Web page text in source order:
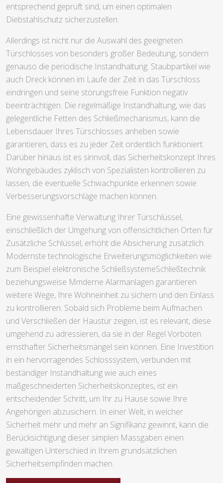
entsprechend geprüft sind, um einen optimalen
Diebstahlschutz sicherzustellen.
Allerdings ist nicht nur die Auswahl des geeigneten
Türschlosses von besonders großer Bedeutung, sondern
genauso die periodische Instandhaltung. Staubpartikel wie
auch Dreck können im Laufe der Zeit in das Türschloss
eindringen und seine störungsfreie Funktion negativ
beeinträchtigen. Die regelmäßige Instandhaltung, wie das
gelegentliche Fetten des Schließmechanismus, kann die
Lebensdauer Ihres Türschlosses anheben sowie
garantieren, dass es zu jeder Zeit ordentlich funktioniert.
Darüber hinaus ist es sinnvoll, das Sicherheitskonzept Ihres
Wohngebäudes zyklisch von Spezialisten kontrollieren zu
lassen, die eventuelle Schwachpunkte erkennen sowie
Verbesserungsvorschläge machen können.
Eine gewissenhafte Verwaltung Ihrer Türschlüssel,
einschließlich der Umgehung von offensichtlichen Orten für
Zusätzliche Schlüssel, erhöht die Absicherung zusätzlich.
Modernste technologische Erweiterungsmöglichkeiten wie
zum Beispiel elektronische SchließsystemeSchließtechnik
beziehungsweise Mmderne Alarmanlagen garantieren
weitere Wege, Ihre Wohneinheit zu sichern und den Einlass
zu kontrollieren. Sobald sich Probleme beim Aufmachen
und Verschließen der Haustür zeigen, ist es relevant, diese
umgehend zu adressieren, da sie in der Regel Vorboten
ernsthafter Sicherheitsmängel sein können. Eine Investition
in ein hervorragendes Schlosssystem, verbunden mit
beständiger Instandhaltung wie auch eines
maßgeschneiderten Sicherheitskonzeptes, ist ein
entscheidender Schritt, um Ihr zu Hause sowie Ihre
Angehörigen abzusichern. In einer Welt, in welcher
Sicherheit mehr und mehr an Signifikanz gewinnt, kann die
Berücksichtigung dieser simplen Massgaben einen
gewaltigen Unterschied in Ihrem grundsätzlichen
Sicherheitsempfinden machen.